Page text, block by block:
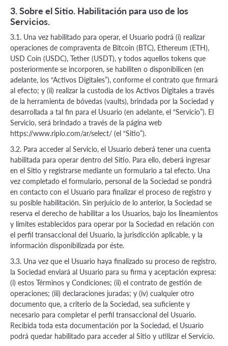
3. Sobre el Sitio. Habilitación para uso de los
Servicios.
3.1. Una vez habilitado para operar, el Usuario podrá (i) realizar
operaciones de compraventa de Bitcoin (BTC), Ethereum (ETH),
USD Coin (USDC), Tether (USDT), y todos aquellos tokens que
posteriormente se incorporen, se habiliten o disponibilicen (en
adelante, los “Activos Digitales”), conforme el contrato que firmará
al efecto; y (ii) realizar la custodia de los Activos Digitales a través
de la herramienta de bóvedas (vaults), brindada por la Sociedad y
desarrollada a tal fin para el Usuario (en adelante, el “Servicio”). El
Servicio, será brindado a través de la página web
https://www.ripio.com/ar/select/ (el “Sitio”).
3.2. Para acceder al Servicio, el Usuario deberá tener una cuenta
habilitada para operar dentro del Sitio. Para ello, deberá ingresar
en el Sitio y registrarse mediante un formulario a tal efecto. Una
vez completado el formulario, personal de la Sociedad se pondrá
en contacto con el Usuario para finalizar el proceso de registro y
su posible habilitación. Sin perjuicio de lo anterior, la Sociedad se
reserva el derecho de habilitar a los Usuarios, bajo los lineamientos
y límites establecidos para operar por la Sociedad en relación con
el perfil transaccional del Usuario, la jurisdicción aplicable, y la
información disponibilizada por éste.
3.3. Una vez que el Usuario haya finalizado su proceso de registro,
la Sociedad enviará al Usuario para su firma y aceptación expresa:
(i) estos Términos y Condiciones; (ii) el contrato de gestión de
operaciones; (iii) declaraciones juradas; y (iv) cualquier otro
documento que, a criterio de la Sociedad, sea suficiente y
necesario para completar el perfil transaccional del Usuario.
Recibida toda esta documentación por la Sociedad, el Usuario
podrá quedar habilitado para acceder al Sitio y utilizar el Servicio.